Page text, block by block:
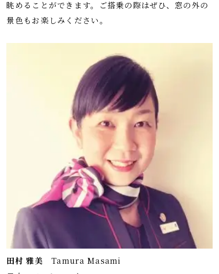
眺めることができます。ご搭乗の際はぜひ、窓の外の
景色もお楽しみください。
田村 雅美 Tamura Masami